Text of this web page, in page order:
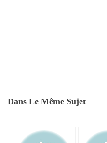
Dans Le Même Sujet